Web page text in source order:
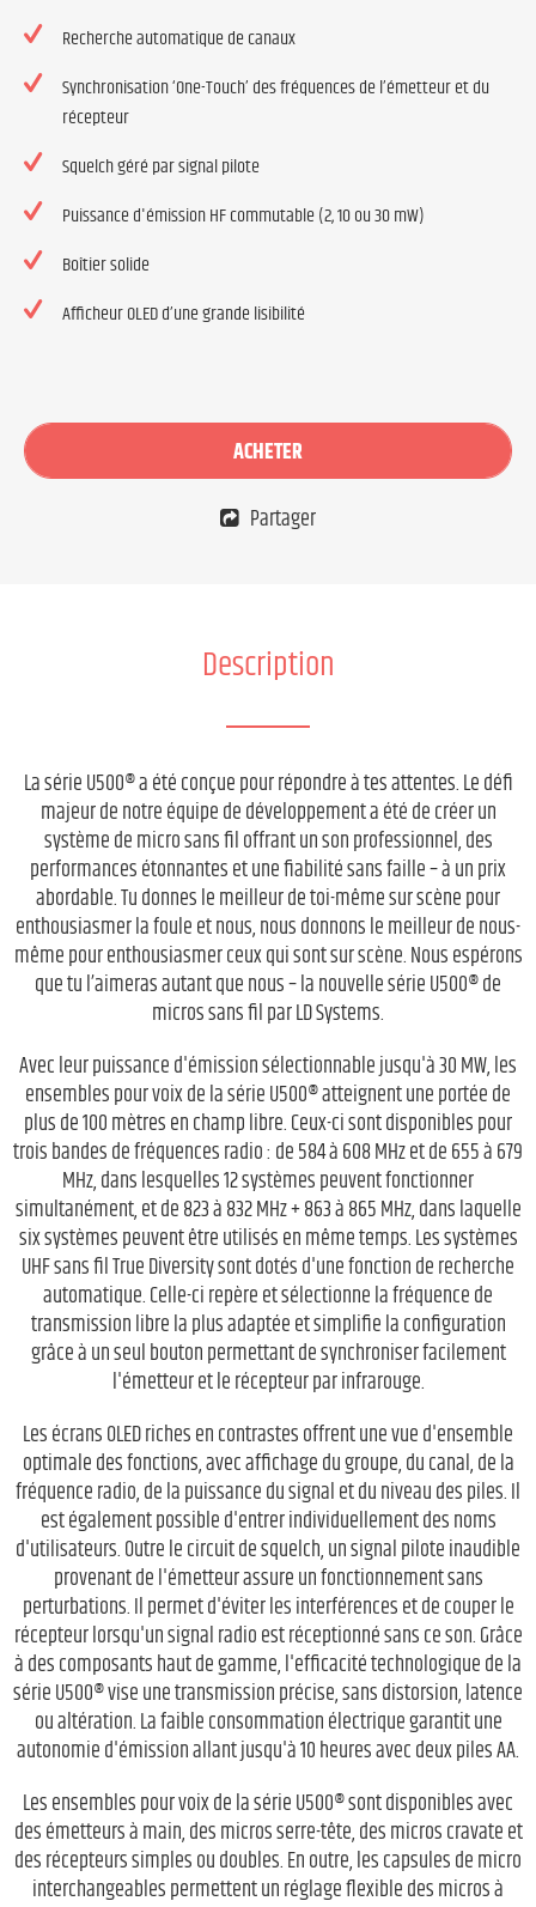
Recherche automatique de canaux
Synchronisation ‘One-Touch’ des fréquences de l’émetteur et du
récepteur
Squelch géré par signal pilote
Puissance d'émission HF commutable (2, 10 ou 30 mW)
Boîtier solide
Afficheur OLED d’une grande lisibilité
ACHETER
Partager
Description
La série U500® a été conçue pour répondre à tes attentes. Le défi
majeur de notre équipe de développement a été de créer un
système de micro sans fil offrant un son professionnel, des
performances étonnantes et une fiabilité sans faille – à un prix
abordable. Tu donnes le meilleur de toi-même sur scène pour
enthousiasmer la foule et nous, nous donnons le meilleur de nous-
même pour enthousiasmer ceux qui sont sur scène. Nous espérons
que tu l’aimeras autant que nous – la nouvelle série U500® de
micros sans fil par LD Systems.
Avec leur puissance d'émission sélectionnable jusqu'à 30 MW, les
ensembles pour voix de la série U500® atteignent une portée de
plus de 100 mètres en champ libre. Ceux-ci sont disponibles pour
trois bandes de fréquences radio : de 584 à 608 MHz et de 655 à 679
MHz, dans lesquelles 12 systèmes peuvent fonctionner
simultanément, et de 823 à 832 MHz + 863 à 865 MHz, dans laquelle
six systèmes peuvent être utilisés en même temps. Les systèmes
UHF sans fil True Diversity sont dotés d'une fonction de recherche
automatique. Celle-ci repère et sélectionne la fréquence de
transmission libre la plus adaptée et simplifie la configuration
grâce à un seul bouton permettant de synchroniser facilement
l'émetteur et le récepteur par infrarouge.
Les écrans OLED riches en contrastes offrent une vue d'ensemble
optimale des fonctions, avec affichage du groupe, du canal, de la
fréquence radio, de la puissance du signal et du niveau des piles. Il
est également possible d'entrer individuellement des noms
d'utilisateurs. Outre le circuit de squelch, un signal pilote inaudible
provenant de l'émetteur assure un fonctionnement sans
perturbations. Il permet d'éviter les interférences et de couper le
récepteur lorsqu'un signal radio est réceptionné sans ce son. Grâce
à des composants haut de gamme, l'efficacité technologique de la
série U500® vise une transmission précise, sans distorsion, latence
ou altération. La faible consommation électrique garantit une
autonomie d'émission allant jusqu'à 10 heures avec deux piles AA.
Les ensembles pour voix de la série U500® sont disponibles avec
des émetteurs à main, des micros serre-tête, des micros cravate et
des récepteurs simples ou doubles. En outre, les capsules de micro
interchangeables permettent un réglage flexible des micros à